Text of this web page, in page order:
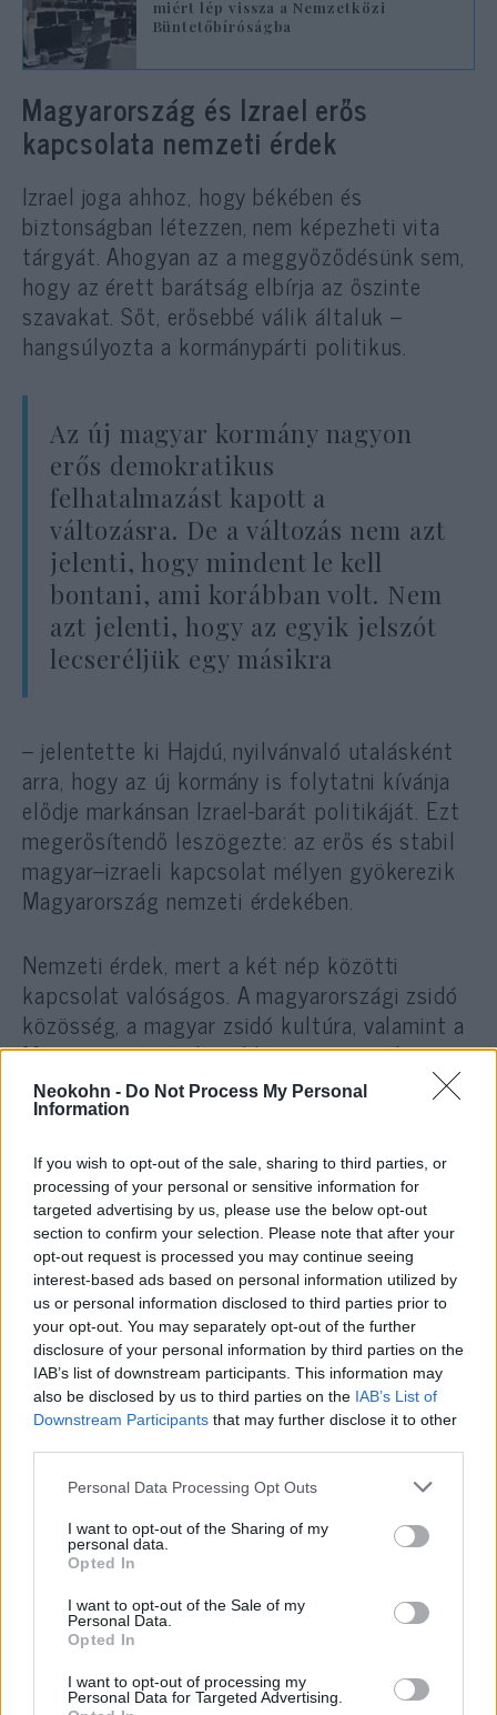
Neokohn - Do Not Process My Personal
Information
If you wish to opt-out of the sale, sharing to third parties, or
processing of your personal or sensitive information for
targeted advertising by us, please use the below opt-out
section to confirm your selection. Please note that after your
opt-out request is processed you may continue seeing
interest-based ads based on personal information utilized by
us or personal information disclosed to third parties prior to
your opt-out. You may separately opt-out of the further
disclosure of your personal information by third parties on the
IAB’s list of downstream participants. This information may
also be disclosed by us to third parties on the IAB’s List of
Downstream Participants that may further disclose it to other
Please note that this website/app uses one or more Google
not limited to your visit or usage behaviour. You may click to
grant or deny consent to Google and its third-party tags to
use your data for below specified purposes in below Google
consent section.
Personal Data Processing Opt Outs
I want to opt-out of the Sharing of my
personal data.
Opted In
I want to opt-out of the Sale of my
Personal Data.
Opted In
I want to opt-out of processing my
Personal Data for Targeted Advertising.
miért lép vissza a Nemzetközi
Büntetőbíróságba
Magyarország és Izrael erős
kapcsolata nemzeti érdek
Izrael joga ahhoz, hogy békében és
biztonságban létezzen, nem képezheti vita
tárgyát. Ahogyan az a meggyőződésünk sem,
hogy az érett barátság elbírja az őszinte
szavakat. Sőt, erősebbé válik általuk –
hangsúlyozta a kormánypárti politikus.
Az új magyar kormány nagyon
erős demokratikus
felhatalmazást kapott a
változásra. De a változás nem azt
jelenti, hogy mindent le kell
bontani, ami korábban volt. Nem
azt jelenti, hogy az egyik jelszót
lecseréljük egy másikra
– jelentette ki Hajdú, nyilvánvaló utalásként
arra, hogy az új kormány is folytatni kívánja
elődje markánsan Izrael-barát politikáját. Ezt
megerősítendő leszögezte: az erős és stabil
magyar–izraeli kapcsolat mélyen gyökerezik
Magyarország nemzeti érdekében.
Nemzeti érdek, mert a két nép közötti
kapcsolat valóságos. A magyarországi zsidó
közösség, a magyar zsidó kultúra, valamint a
Magyarország és Izrael közötti személyes,
családi és kulturális kötelékek erős hidat
képeznek országaink között – hangsúlyozta,
tudományos, kiberbiztonsági, energetikai,
oktatási, védelmi és üzleti együttműködés
kézzelfogható előnyöket hozhat
magyaroknak és izraelieknek egyaránt.
Magyar Péter: Van egy speciális
viszony Izrael és Magyarország között
Maya Kadosh: a kapcsolatok nem
függhetnek a választási
eredményektől
Az Izrael és Magyarország közötti kapcsolat
Izrael egyik legerősebb és legstabilabb
európai partnerségévé vált – mondta
beszédébenIzrael Állam budapesti